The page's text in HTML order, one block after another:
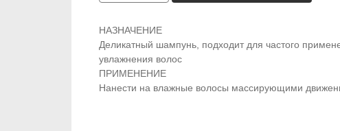
НАЗНАЧЕНИЕ
Деликатный шампунь, подходит для частого
увлажнения волос
ПРИМЕНЕНИЕ
Нанести на влажные волосы массирующими